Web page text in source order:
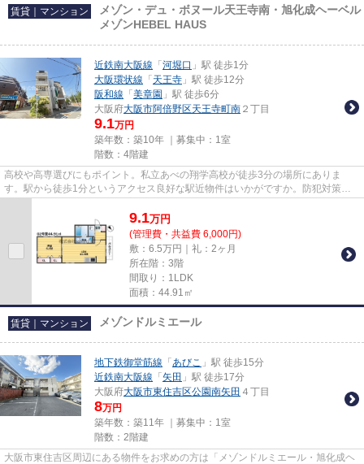
賃貸｜マンション
メゾン・デュ・ボヌール天王寺南・旭化成ヘーベル
メゾンHEBEL HAUS
近鉄南大阪線 「 河堀口 」駅 徒歩1分
大阪環状線 「 天王寺 」駅 徒歩12分
阪和線 「 美章園 」駅 徒歩6分
大阪府大阪市阿倍野区天王寺町南 ２丁目
9.1万円
築年数：築10年 ｜募集中： 1室
階数：4階建
高校や高専選びにもポイント。私立あべの翔学高校が徒歩3分の場所にありま
す。駅から徒歩1分というアクセス良好な駅近物件はいかがですか。防犯対策も
9.1万円
(管理費・共益費 6,000円)
敷：6.5万円｜礼：2ヶ月
所在階：3階
間取り：1LDK
面積：44.91㎡
賃貸｜マンション メゾンドルミエール
地下鉄御堂筋線 「 あびこ 」駅 徒歩15分
近鉄南大阪線 「 矢田 」駅 徒歩17分
大阪府大阪市東住吉区公園南矢田 ４丁目
8万円
築年数：築11年 ｜募集中： 1室
階数：2階建
大阪市東住吉区周辺にある物件をお求めの方は「メゾンドルミエール・旭化成ヘ